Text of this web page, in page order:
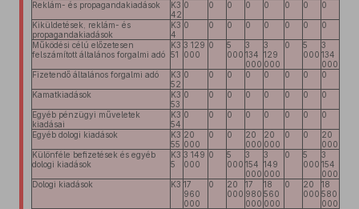
Reklám- és propagandakiadások
K3
42
0 0 0 0 0 0 0 0
Kiküldetések, reklám- és
propagandakiadások
K3
4
0 0 0 0 0 0 0 0
Működési célú előzetesen
felszámított általános forgalmi adó
K3
51
3 129
000
0
5
000
3
134
000
3
129
000
0
5
000
3
134
000
Fizetendő általános forgalmi adó
K3
52
0 0 0 0 0 0 0 0
Kamatkiadások
K3
53
0 0 0 0 0 0 0 0
Egyéb pénzügyi műveletek
kiadásai
K3
54
0 0 0 0 0 0 0 0
Egyéb dologi kiadások
K3
55
20
000
0 0
20
000
20
000
0 0
20
000
Különféle befizetések és egyéb
dologi kiadások
K3
5
3 149
000
0
5
000
3
154
000
3
149
000
0
5
000
3
154
000
Dologi kiadások
K3 17
960
000
0
20
000
17
980
000
18
560
000
0
20
000
18
580
000